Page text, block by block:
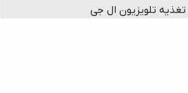
تغذیه تلویزیون ال جی